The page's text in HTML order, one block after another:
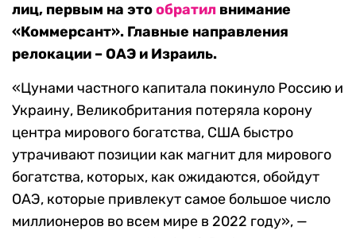
лиц, первым на этообратил внимание
«Коммерсант». Главные направления
релокации – ОАЭ и Израиль.
«Цунами частного капитала покинуло Россию и
Украину, Великобритания потеряла корону
центра мирового богатства, США быстро
утрачивают позиции как магнит для мирового
богатства, которых, как ожидаются, обойдут
ОАЭ, которые привлекут самое большое число
миллионеров во всем мире в 2022 году», —